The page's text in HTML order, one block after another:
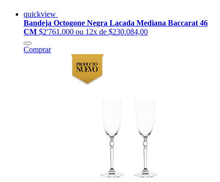
quickview
Bandeja Octogone Negra Lacada Mediana Baccarat 46
CM $2'761.000 ou 12x de $230.084,00
Comprar